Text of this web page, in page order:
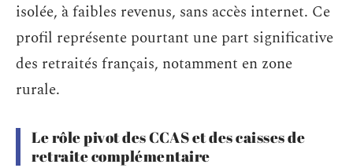
isolée, à faibles revenus, sans accès internet. Ce
profil représente pourtant une part significative
des retraités français, notamment en zone
rurale.
Le rôle pivot des CCAS et des caisses de
retraite complémentaire